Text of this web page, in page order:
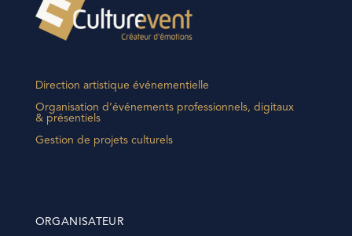
Direction artistique événementielle
Organisation d’événements professionnels, digitaux
& présentiels
Gestion de projets culturels
ORGANISATEUR